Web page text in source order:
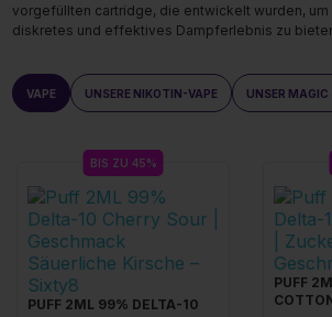
vorgefüllten cartridge, die entwickelt wurden, um
diskretes und effektives Dampferlebnis zu
von CBD, die Potenz von THCA oder die
SAUCE, HEC-10 und HHX suchen, unsere
getestet und entsprechen den höchsten
VAPE UNSERE NIKOTIN-VAPE UNSER MAGIC
BIS ZU 45%
PUFF 2ML 99% DELTA-10
PUFF